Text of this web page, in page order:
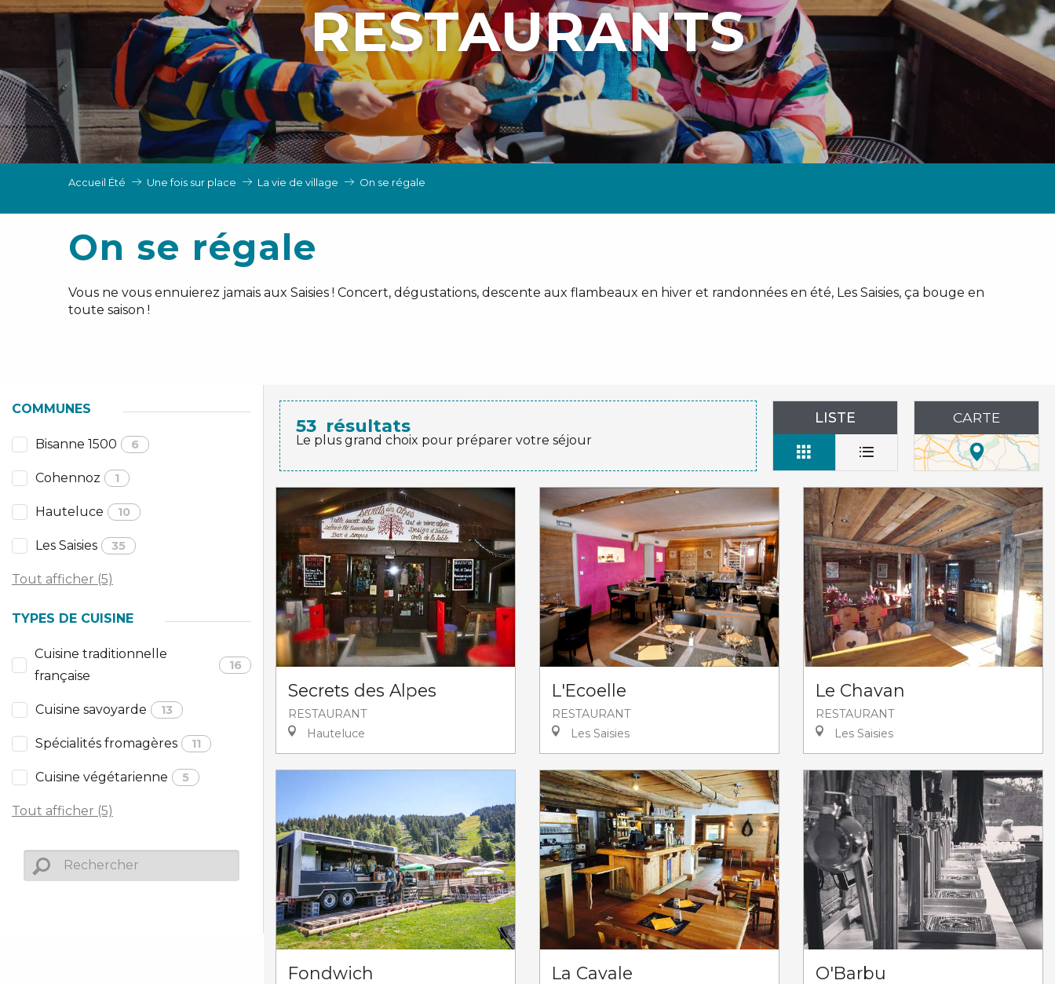
RESTAURANTS
Accueil Été Une fois sur place La vie de village On se régale
On se régale
Vous ne vous ennuierez jamais aux Saisies ! Concert, dégustations, descente aux flambeaux en hiver et randonnées en été, Les Saisies, ça bouge en
toute saison !
COMMUNES
Bisanne 1500 6
Cohennoz 1
Hauteluce 10
Les Saisies 35
Tout afficher (5)
TYPES DE CUISINE
Cuisine traditionnelle
française
16
Cuisine savoyarde 13
Spécialités fromagères 11
Cuisine végétarienne 5
Tout afficher (5)
53 résultats
Le plus grand choix pour préparer votre séjour
LISTE CARTE
Secrets des Alpes
RESTAURANT
Hauteluce
L'Ecoelle
RESTAURANT
Les Saisies
Le Chavan
RESTAURANT
Les Saisies
Fondwich La Cavale O'Barbu